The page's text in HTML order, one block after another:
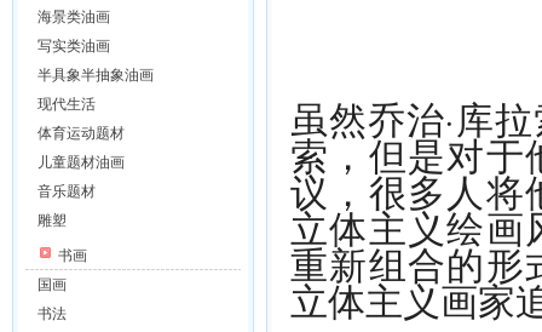
海景类油画
写实类油画
半具象半抽象油画
现代生活
体育运动题材
儿童题材油画
音乐题材
雕塑
书画
国画
书法
虽然乔治·库
索，但是对于
议，很多人将
立体主义绘画
重新组合的形
立体主义画家